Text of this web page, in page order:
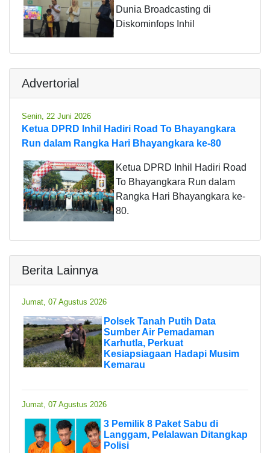
Dunia Broadcasting di
Diskominfops Inhil
Advertorial
Senin, 22 Juni 2026
Ketua DPRD Inhil Hadiri Road To Bhayangkara
Run dalam Rangka Hari Bhayangkara ke-80
Ketua DPRD Inhil Hadiri Road
To Bhayangkara Run dalam
Rangka Hari Bhayangkara ke-
80.
Berita Lainnya
Jumat, 07 Agustus 2026
Polsek Tanah Putih Data
Sumber Air Pemadaman
Karhutla, Perkuat
Kesiapsiagaan Hadapi Musim
Kemarau
Jumat, 07 Agustus 2026
3 Pemilik 8 Paket Sabu di
Langgam, Pelalawan Ditangkap
Polisi